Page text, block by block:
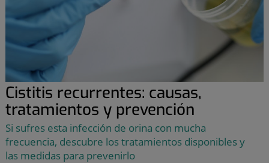
Cistitis recurrentes: causas,
tratamientos y prevención
Si sufres esta infección de orina con mucha
frecuencia, descubre los tratamientos disponibles y
las medidas para prevenirlo